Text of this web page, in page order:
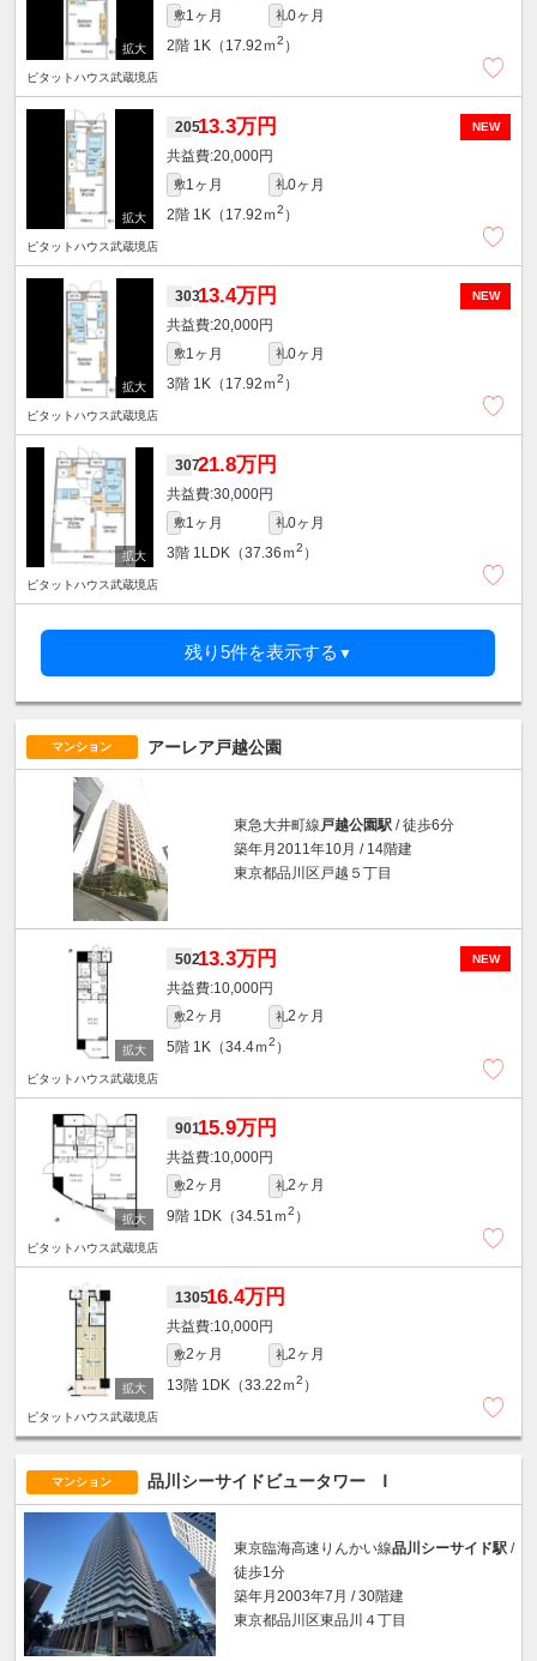
敷1ヶ月 礼0ヶ月
2階 1K（17.92ｍ2 ）
ピタットハウス武蔵境店
NEW
20513.3万円
20,000円
敷1ヶ月 礼0ヶ月
2階 1K（17.92ｍ2 ）
ピタットハウス武蔵境店
NEW
30313.4万円
20,000円
敷1ヶ月 礼0ヶ月
3階 1K（17.92ｍ2 ）
ピタットハウス武蔵境店
30721.8万円
30,000円
敷1ヶ月 礼0ヶ月
3階 1LDK（37.36ｍ2 ）
ピタットハウス武蔵境店
残り5件を表示する ▼
マンション アーレア戸越公園
東急大井町線戸越公園駅 / 徒歩6分
築年月2011年10月 / 14階建
東京都品川区戸越５丁目
NEW
50213.3万円
10,000円
敷2ヶ月 礼2ヶ月
5階 1K（34.4ｍ2 ）
ピタットハウス武蔵境店
90115.9万円
10,000円
敷2ヶ月 礼2ヶ月
9階 1DK（34.51ｍ2 ）
ピタットハウス武蔵境店
130516.4万円
10,000円
敷2ヶ月 礼2ヶ月
13階 1DK（33.22ｍ2 ）
ピタットハウス武蔵境店
マンション 品川シーサイドビュータワー Ⅰ
東京臨海高速りんかい線品川シーサイド駅 /
徒歩1分
築年月2003年7月 / 30階建
東京都品川区東品川４丁目